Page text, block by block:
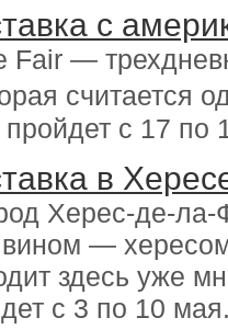
с
Fair —
считается
пройдет с 17 по
в
Херес-де-
—
здесь уже
с 3 по 10